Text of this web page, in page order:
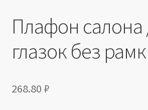
Плафон салона
глазок без
268.80 ₽